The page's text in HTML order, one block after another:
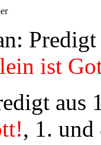
ist
, 1. und